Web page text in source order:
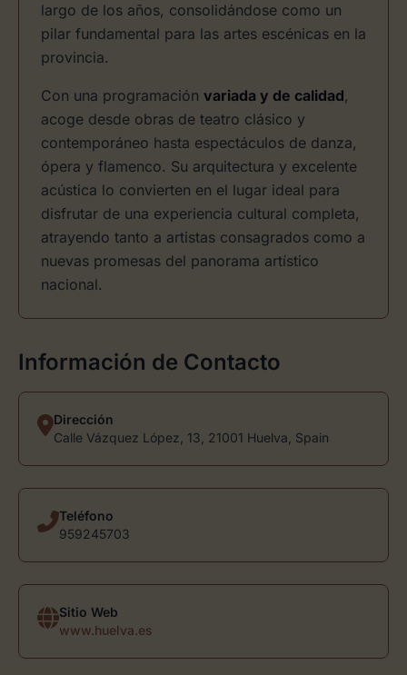
largo de los años, consolidándose como un
pilar fundamental para las artes escénicas en la
provincia.
Con una programación variada y de calidad,
acoge desde obras de teatro clásico y
contemporáneo hasta espectáculos de danza,
ópera y flamenco. Su arquitectura y excelente
acústica lo convierten en el lugar ideal para
disfrutar de una experiencia cultural completa,
atrayendo tanto a artistas consagrados como a
nuevas promesas del panorama artístico
nacional.
Información de Contacto
Dirección
Calle Vázquez López, 13, 21001 Huelva, Spain
Teléfono
959245703
Sitio Web
www.huelva.es